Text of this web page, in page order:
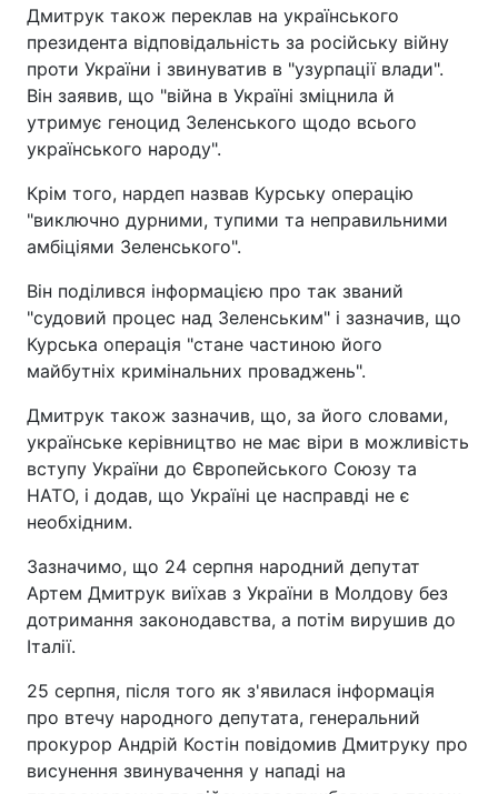
Дмитрук також переклав на українського
президента відповідальність за російську війну
проти України і звинуватив в "узурпації влади".
Він заявив, що "війна в Україні зміцнила й
утримує геноцид Зеленського щодо всього
українського народу".
Крім того, нардеп назвав Курську операцію
"виключно дурними, тупими та неправильними
амбіціями Зеленського".
Він поділився інформацією про так званий
"судовий процес над Зеленським" і зазначив, що
Курська операція "стане частиною його
майбутніх кримінальних проваджень".
Дмитрук також зазначив, що, за його словами,
українське керівництво не має віри в можливість
вступу України до Європейського Союзу та
НАТО, і додав, що Україні це насправді не є
необхідним.
Зазначимо, що 24 серпня народний депутат
Артем Дмитрук виїхав з України в Молдову без
дотримання законодавства, а потім вирушив до
Італії.
25 серпня, після того як з'явилася інформація
про втечу народного депутата, генеральний
прокурор Андрій Костін повідомив Дмитруку про
висунення звинувачення у нападі на